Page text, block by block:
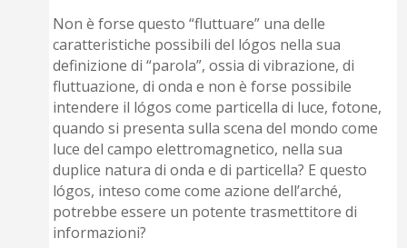
Non è forse questo “fluttuare” una delle
caratteristiche possibili del lógos nella sua
definizione di “parola”, ossia di vibrazione, di
fluttuazione, di onda e non è forse possibile
intendere il lógos come particella di luce, fotone,
quando si presenta sulla scena del mondo come
luce del campo elettromagnetico, nella sua
duplice natura di onda e di particella? E questo
lógos, inteso come come azione dell’arché,
potrebbe essere un potente trasmettitore di
informazioni?